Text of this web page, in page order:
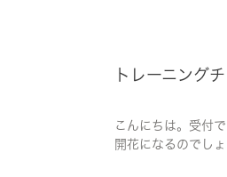
トレーニング
こんにちは。受付
開花になるのでし